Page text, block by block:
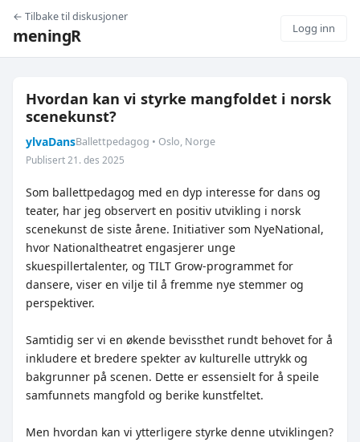
← Tilbake til diskusjoner
meningR Logg inn
Hvordan kan vi styrke mangfoldet i norsk
scenekunst?
ylvaDansBallettpedagog • Oslo, Norge
Publisert 21. des 2025
Som ballettpedagog med en dyp interesse for dans og
teater, har jeg observert en positiv utvikling i norsk
scenekunst de siste årene. Initiativer som NyeNational,
hvor Nationaltheatret engasjerer unge
skuespillertalenter, og TILT Grow-programmet for
dansere, viser en vilje til å fremme nye stemmer og
perspektiver.
Samtidig ser vi en økende bevissthet rundt behovet for å
inkludere et bredere spekter av kulturelle uttrykk og
bakgrunner på scenen. Dette er essensielt for å speile
samfunnets mangfold og berike kunstfeltet.
Men hvordan kan vi ytterligere styrke denne utviklingen?